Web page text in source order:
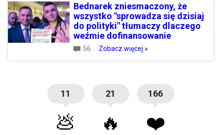
Bednarek zniesmaczony, że
wszystko "sprowadza się dzisiaj
do polityki" tłumaczy dlaczego
weźmie dofinansowanie
56 Zobacz więcej »
11
💩
21
🔥
166
❤️